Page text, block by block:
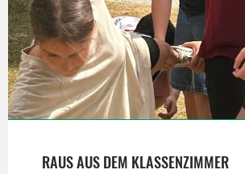
RAUS AUS DEM KLASSENZIMMER